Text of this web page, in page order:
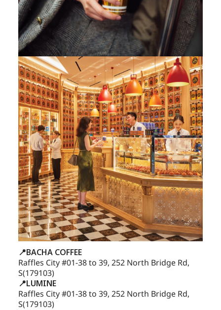
📍BACHA COFFEE
Raffles City #01-38 to 39, 252 North Bridge Rd,
S(179103)
📍LUMINE
Raffles City #01-38 to 39, 252 North Bridge Rd,
S(179103)